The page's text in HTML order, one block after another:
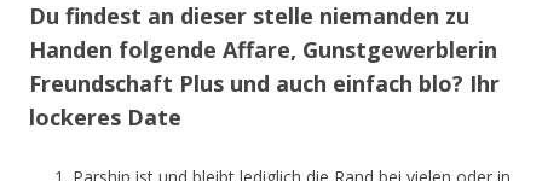
Du findest an dieser stelle niemanden zu
Handen folgende Affare, Gunstgewerblerin
Freundschaft Plus und auch einfach blo? Ihr
lockeres Date